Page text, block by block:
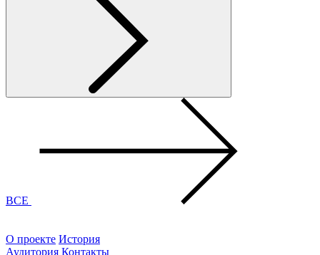
ВСЕ
О проекте История
Аудитория Контакты